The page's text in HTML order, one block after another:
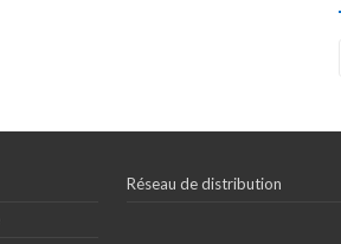
Réseau de distribution